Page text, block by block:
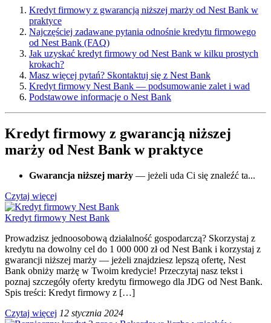
Kredyt firmowy z gwarancją niższej marży od Nest Bank w
praktyce
Najczęściej zadawane pytania odnośnie kredytu firmowego
od Nest Bank (FAQ)
Jak uzyskać kredyt firmowy od Nest Bank w kilku prostych
krokach?
Masz więcej pytań? Skontaktuj się z Nest Bank
Kredyt firmowy Nest Bank — podsumowanie zalet i wad
Podstawowe informacje o Nest Bank
Kredyt firmowy z gwarancją niższej
marży od Nest Bank w praktyce
Gwarancja niższej marży — jeżeli uda Ci się znaleźć ta...
Czytaj więcej
Kredyt firmowy Nest Bank
Prowadzisz jednoosobową działalność gospodarczą? Skorzystaj z
kredytu na dowolny cel do 1 000 000 zł od Nest Bank i korzystaj z
gwarancji niższej marży — jeżeli znajdziesz lepszą ofertę, Nest
Bank obniży marżę w Twoim kredycie! Przeczytaj nasz tekst i
poznaj szczegóły oferty kredytu firmowego dla JDG od Nest Bank.
Spis treści: Kredyt firmowy z […]
Czytaj więcej 12 stycznia 2024